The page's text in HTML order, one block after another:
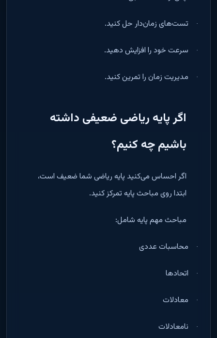
· تست‌های زمان‌دار حل کنید.
· سرعت خود را افزایش دهید.
· مدیریت زمان را تمرین کنید.
اگر پایه ریاضی ضعیفی داشته
باشیم چه کنیم؟
اگر احساس می‌کنید پایه ریاضی شما ضعیف است،
ابتدا روی مباحث پایه تمرکز کنید.
مباحث مهم پایه شامل:
· محاسبات عددی
· اتحادها
· معادلات
· نامعادلات